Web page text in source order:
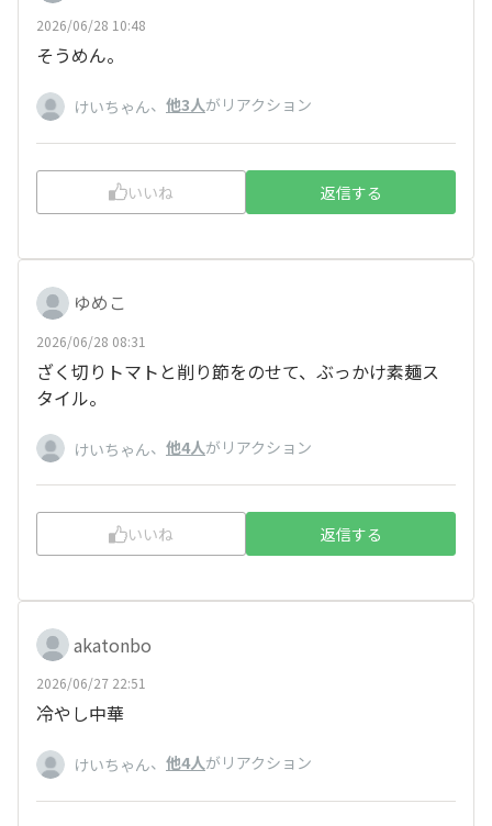
2026/06/28 10:48
そうめん。
けいちゃん、 他3人がリアクション
いいね 返信する
ゆめこ
2026/06/28 08:31
ざく切りトマトと削り節をのせて、ぶっかけ素麺ス
タイル。
けいちゃん、 他4人がリアクション
いいね 返信する
akatonbo
2026/06/27 22:51
冷やし中華
けいちゃん、 他4人がリアクション